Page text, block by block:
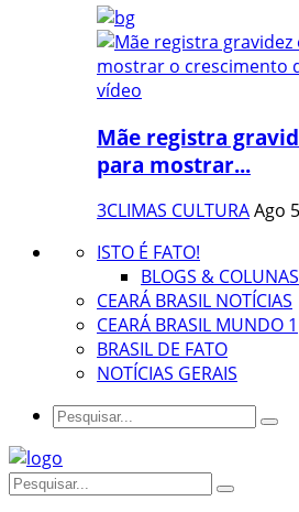
Mãe registra
para mostrar...
3CLIMAS CULTURAAgo
ISTO É FATO!
BLOGS & COLUNAS
CEARÁ BRASIL NOTÍCIAS
CEARÁ BRASIL MUNDO 1
BRASIL DE FATO
NOTÍCIAS GERAIS